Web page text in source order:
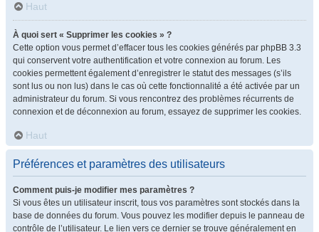
Haut
À quoi sert « Supprimer les cookies » ?
Cette option vous permet d’effacer tous les cookies générés par phpBB 3.3
qui conservent votre authentification et votre connexion au forum. Les
cookies permettent également d’enregistrer le statut des messages (s’ils
sont lus ou non lus) dans le cas où cette fonctionnalité a été activée par un
administrateur du forum. Si vous rencontrez des problèmes récurrents de
connexion et de déconnexion au forum, essayez de supprimer les cookies.
Haut
Préférences et paramètres des utilisateurs
Comment puis-je modifier mes paramètres ?
Si vous êtes un utilisateur inscrit, tous vos paramètres sont stockés dans la
base de données du forum. Vous pouvez les modifier depuis le panneau de
contrôle de l’utilisateur. Le lien vers ce dernier se trouve généralement en